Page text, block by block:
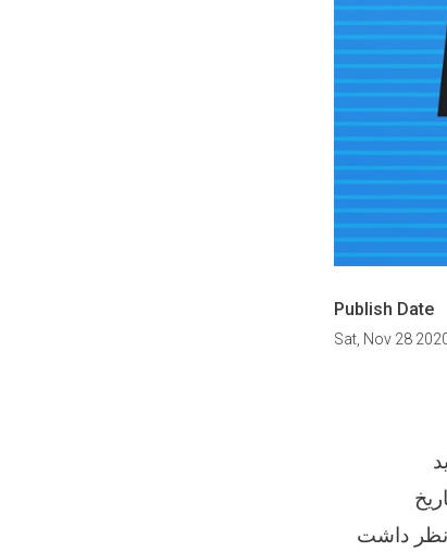
Publish Date
Sat, Nov 28
نظر داشت